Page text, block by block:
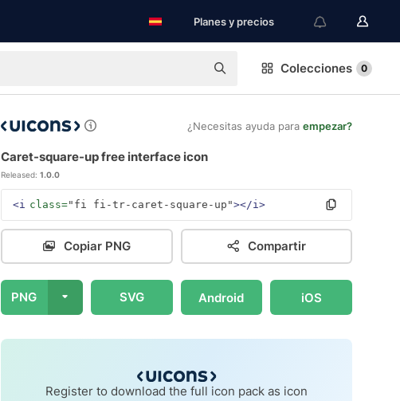
Planes y precios
Colecciones 0
¿Necesitas ayuda para empezar?
Caret-square-up free interface icon
Released: 1.0.0
<i class="fi fi-tr-caret-square-up"></i>
Copiar PNG Compartir
PNG SVG Android iOS
Register to download the full icon pack as icon